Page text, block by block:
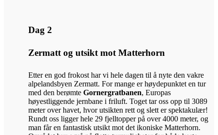
Dag 2
Zermatt og utsikt mot Matterhorn
Etter en god frokost har vi hele dagen til å nyte den vakre
alpelandsbyen Zermatt. For mange er høydepunktet en tur
med den berømte Gornergratbanen, Europas
høyestliggende jernbane i friluft. Toget tar oss opp til 3089
meter over havet, hvor utsikten rett og slett er spektakulær!
Rundt oss ligger hele 29 fjelltopper på over 4000 meter, og
man får en fantastisk utsikt mot det ikoniske Matterhorn.